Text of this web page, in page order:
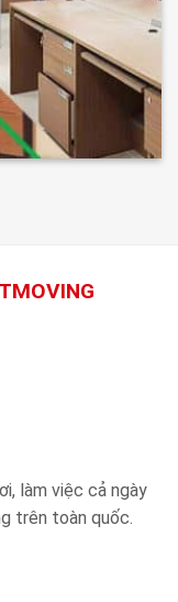
làm việc cả ngày
trên toàn quốc.